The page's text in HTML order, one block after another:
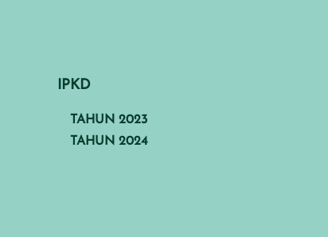
IPKD
TAHUN 2023
TAHUN 2024